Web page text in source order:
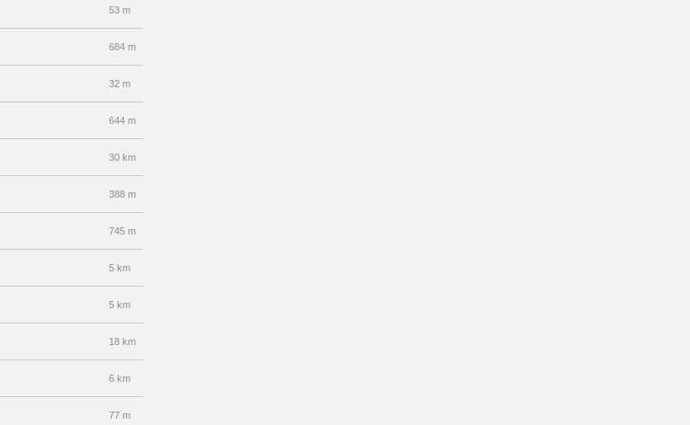
53 m
684 m
32 m
644 m
30 km
388 m
745 m
5 km
5 km
18 km
6 km
77 m